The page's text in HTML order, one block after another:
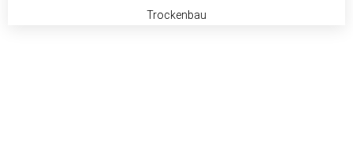
Trockenbau